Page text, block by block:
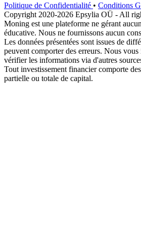
Politique de Confidentialité • Conditions
Copyright 2020-2026 Epsylia OÜ - All
Moning est une plateforme ne gérant
éducative. Nous ne fournissons aucun
Les données présentées sont issues de
peuvent comporter des erreurs. Nous
vérifier les informations via d'autres
Tout investissement financier comporte
partielle ou totale de capital.